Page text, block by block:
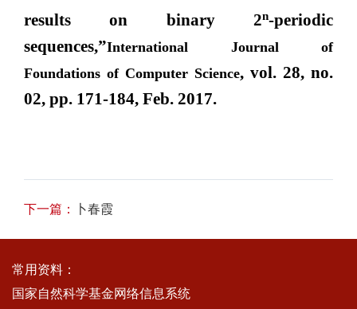
results on binary 2n-periodic
sequences,”International Journal of
Foundations of Computer Science, vol. 28, no.
02, pp. 171-184, Feb. 2017.
下一篇： 卜春霞
常用资料：
国家自然科学基金网络信息系统